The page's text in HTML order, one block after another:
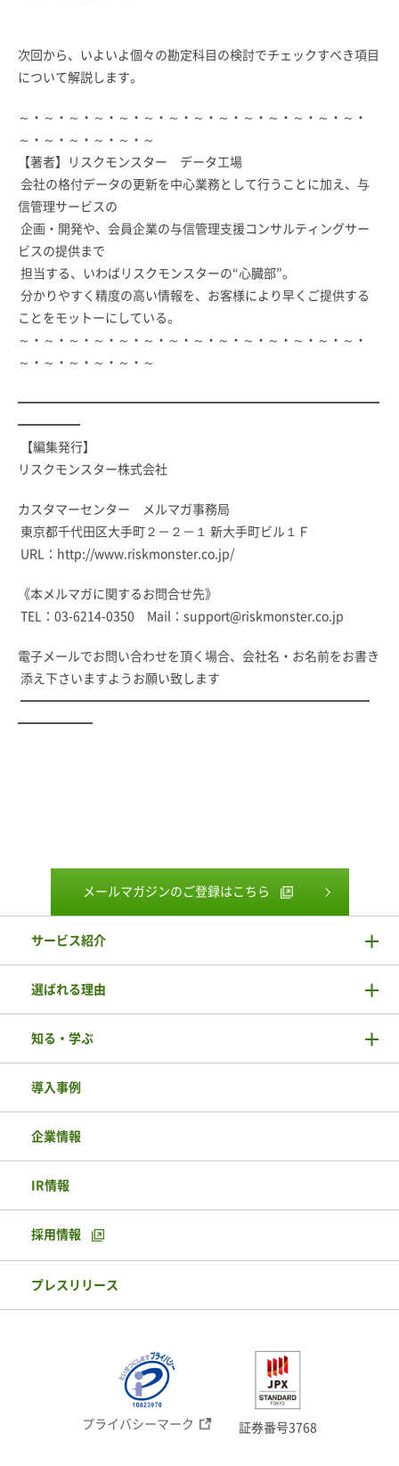
次回から、いよいよ個々の勘定科目の検討でチェックすべき項目
について解説します。
～・～・～・～・～・～・～・～・～・～・～・～・～・～・
～・～・～・～・～・～
【著者】リスクモンスター データ工場
会社の格付データの更新を中心業務として行うことに加え、与
信管理サービスの
企画・開発や、会員企業の与信管理支援コンサルティングサー
ビスの提供まで
担当する、いわばリスクモンスターの“心臓部”。
分かりやすく精度の高い情報を、お客様により早くご提供する
ことをモットーにしている。
～・～・～・～・～・～・～・～・～・～・～・～・～・～・
～・～・～・～・～・～
━━━━━━━━━━━━━━━━━━━━━━━━━━━━━
━━━━━
【編集発行】
リスクモンスター株式会社
カスタマーセンター メルマガ事務局
東京都千代田区大手町２－２－１ 新大手町ビル１Ｆ
URL： http://www.riskmonster.co.jp/
《本メルマガに関するお問合せ先》
TEL：03-6214-0350 Mail： support@riskmonster.co.jp
電子メールでお問い合わせを頂く場合、会社名・お名前をお書き
添え下さいますようお願い致します
━━━━━━━━━━━━━━━━━━━━━━━━━━━━
━━━━━━
メールマガジンのご登録はこちら
サービス紹介
選ばれる理由
知る・学ぶ
導入事例
企業情報
IR情報
採用情報
プレスリリース
プライバシーマーク 証券番号3768